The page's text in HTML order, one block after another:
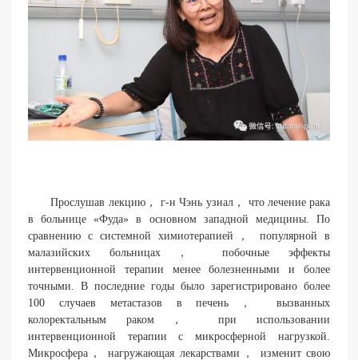
Прослушав лекцию， г-н Чэнь узнал， что лечение рака
в больнице «Фуда» в основном западной медицины. По
сравнению с системной химиотерапией， популярной в
малазийских больницах， побочные эффекты
интервенционной терапии менее болезненными и более
точными. В последние годы было зарегистрировано более
100 случаев метастазов в печень， вызванных
колоректальным раком， при использовании
интервенционной терапии с микросферной нагрузкой.
Микросфера， нагружающая лекарствами， изменит свою